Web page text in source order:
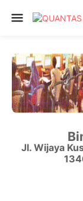
Jl. Wijaya